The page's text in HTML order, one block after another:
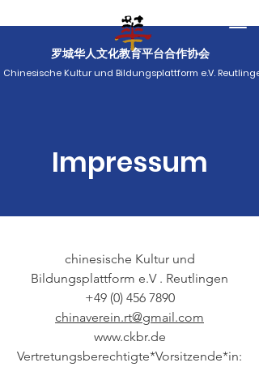
罗城华人文化教育平台合作协会
Chinesische Kultur und Bildungsplattform e.V.
Impressum
chinesische Kultur und
Bildungsplattform e.V . Reutlingen​
+49 (0) 456 7890
chinaverein.rt@gmail.com
www.ckbr.de
Vertretungsberechtigte*Vorsitzende*in: